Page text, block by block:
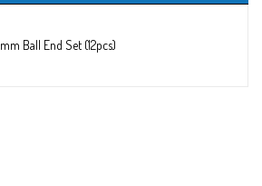
Ball End Set (12pcs)